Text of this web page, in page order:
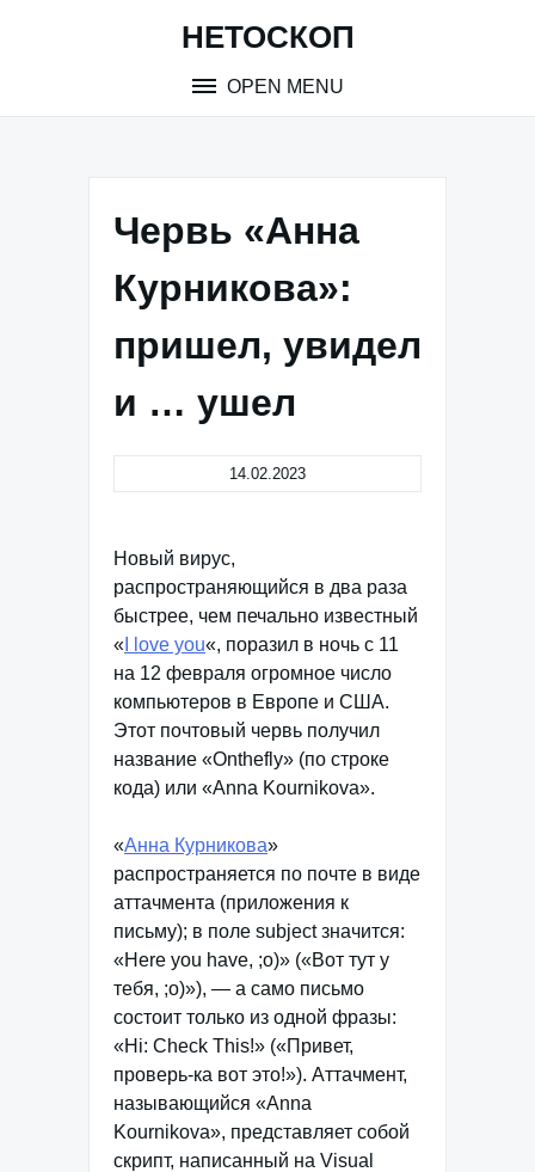
НЕТОСКОП
OPEN MENU
Червь «Анна
Курникова»:
пришел, увидел
и … ушел
14.02.2023
Новый вирус,
распространяющийся в два раза
быстрее, чем печально известный
« I love you«, поразил в ночь с 11
на 12 февраля огромное число
компьютеров в Европе и США.
Этот почтовый червь получил
название «Onthefly» (по строке
кода) или «Anna Kournikova».
«Анна Курникова»
распространяется по почте в виде
аттачмента (приложения к
письму); в поле subject значится:
«Here you have, ;o)» («Вот тут у
тебя, ;о)»), — а само письмо
состоит только из одной фразы:
«Hi: Check This!» («Привет,
проверь-ка вот это!»). Аттачмент,
называющийся «Anna
Kournikova», представляет собой
скрипт, написанный на Visual